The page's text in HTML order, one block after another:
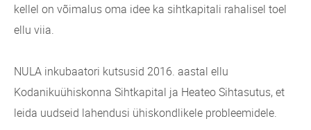
kellel on võimalus oma idee ka sihtkapitali rahalisel toel
ellu viia.
NULA inkubaatori kutsusid 2016. aastal ellu
Kodanikuühiskonna Sihtkapital ja Heateo Sihtasutus, et
leida uudseid lahendusi ühiskondlikele probleemidele.